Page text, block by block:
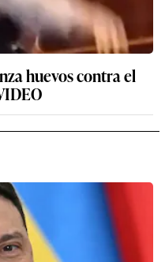
huevos contra el